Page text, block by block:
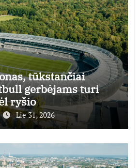
tūkstančiai
gerbėjams turi
ryšio
Lie 31, 2026